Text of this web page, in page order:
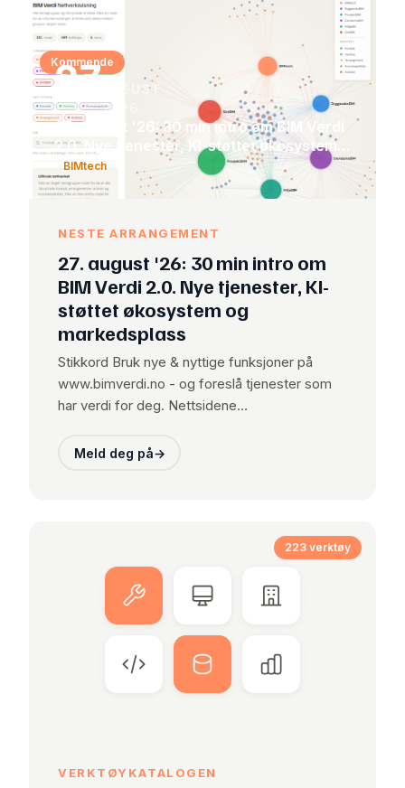
Kommende
27 AUGUST
2026
27. august '26: 30 min intro om BIM Verdi
2.0. Nye tjenester, KI-støttet økosystem
og markedsplass
BIMtech
NESTE ARRANGEMENT
27. august '26: 30 min intro om
BIM Verdi 2.0. Nye tjenester, KI-
støttet økosystem og
markedsplass
Stikkord Bruk nye & nyttige funksjoner på
www.bimverdi.no - og foreslå tjenester som
har verdi for deg. Nettsidene…
Meld deg på→
223 verktøy
VERKTØYKATALOGEN